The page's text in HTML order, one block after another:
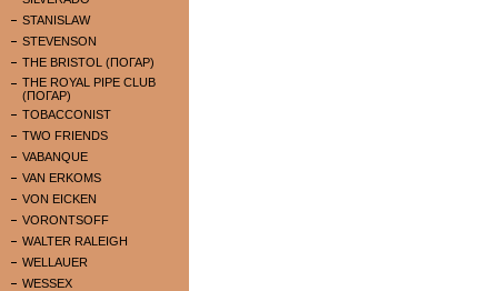
STANISLAW
STEVENSON
THE BRISTOL (ПОГАР)
THE ROYAL PIPE CLUB
(ПОГАР)
TOBACCONIST
TWO FRIENDS
VABANQUE
VAN ERKOMS
VON EICKEN
VORONTSOFF
WALTER RALEIGH
WELLAUER
WESSEX